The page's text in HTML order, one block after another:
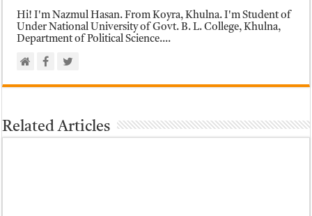
Hi! I'm Nazmul Hasan. From Koyra, Khulna. I'm Student of
Under National University of Govt. B. L. College, Khulna,
Department of Political Science....
Related Articles